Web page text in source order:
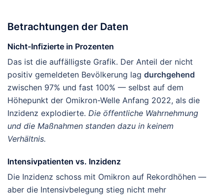
Betrachtungen der Daten
Nicht-Infizierte in Prozenten
Das ist die auffälligste Grafik. Der Anteil der nicht
positiv gemeldeten Bevölkerung lag durchgehend
zwischen 97% und fast 100% — selbst auf dem
Höhepunkt der Omikron-Welle Anfang 2022, als die
Inzidenz explodierte. Die öffentliche Wahrnehmung
und die Maßnahmen standen dazu in keinem
Verhältnis.
Intensivpatienten vs. Inzidenz
Die Inzidenz schoss mit Omikron auf Rekordhöhen —
aber die Intensivbelegung stieg nicht mehr